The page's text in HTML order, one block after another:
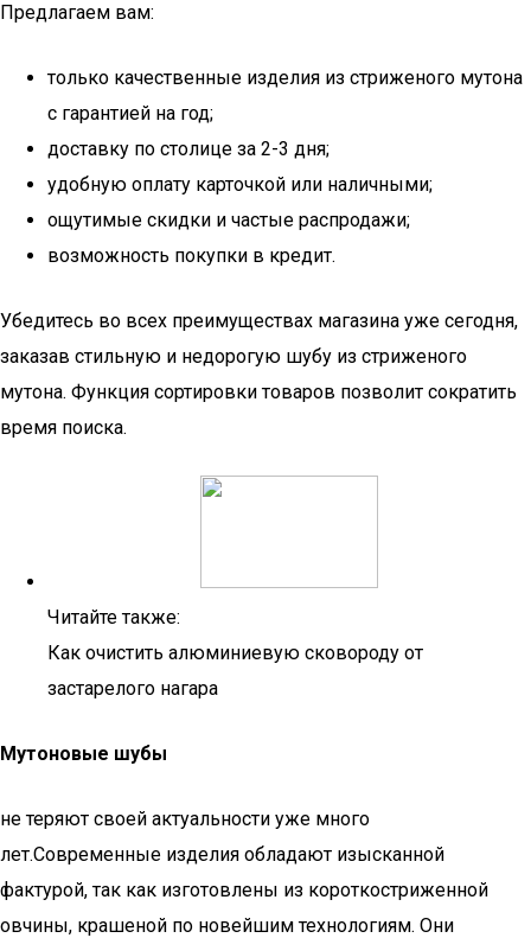
Предлагаем вам:
только качественные изделия из стриженого мутона
с гарантией на год;
доставку по столице за 2-3 дня;
удобную оплату карточкой или наличными;
ощутимые скидки и частые распродажи;
возможность покупки в кредит.
Убедитесь во всех преимуществах магазина уже сегодня,
заказав стильную и недорогую шубу из стриженого
мутона. Функция сортировки товаров позволит сократить
время поиска.
Читайте также:
Как очистить алюминиевую сковороду от
застарелого нагара
Мутоновые шубы
не теряют своей актуальности уже много
лет.Современные изделия обладают изысканной
фактурой, так как изготовлены из короткостриженной
овчины, крашеной по новейшим технологиям. Они